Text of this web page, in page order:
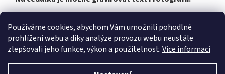
Používáme cookies, abychom Vám umožnili pohodlné
prohlížení webu a díky analýze provozu webu neustále
zlepšovali jeho funkce, výkon a použitelnost.Více informací